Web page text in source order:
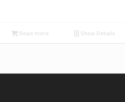
Read more Show Details